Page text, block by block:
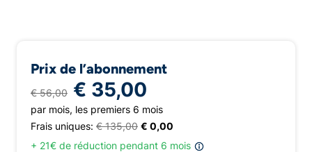
Prix de l’abonnement
€ 56,00 € 35,00
par mois, les premiers 6 mois
Frais uniques: € 135,00 € 0,00
+ 21€ de réduction pendant 6 mois